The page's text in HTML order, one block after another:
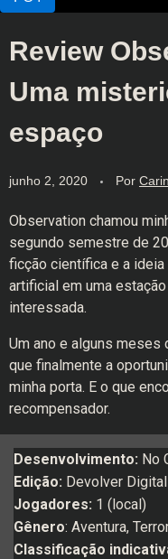
Review
Uma
espaço
junho 2, 2020 Por
Observation chamou
segundo semestre de
ficção científica e a
artificial em uma
interessada.
Um ano e alguns meses
que finalmente a
minha porta. E o que
recompensador.
Desenvolvimento: No
Edição: Devolver Digital
Jogadores: 1 (local)
Gênero: Aventura,
Classificação